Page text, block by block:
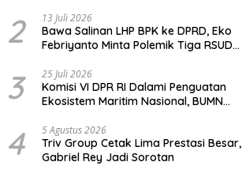
2 13 Juli 2026
Bawa Salinan LHP BPK ke DPRD, Eko
Febriyanto Minta Polemik Tiga RSUD
Opini
3 25 Juli 2026
Komisi VI DPR RI Dalami Penguatan
Ekosistem Maritim Nasional, BUMN
Surabaya
4 5 Agustus 2026
Triv Group Cetak Lima Prestasi Besar,
Gabriel Rey Jadi Sorotan